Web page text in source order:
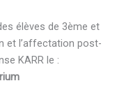
élèves de 3ème et
et l’affectation post-
KARR le :